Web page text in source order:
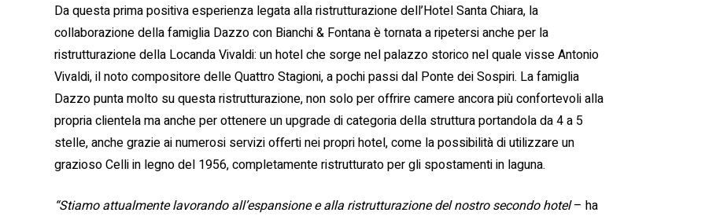
Da questa prima positiva esperienza legata alla ristrutturazione dell’Hotel Santa Chiara, la
collaborazione della famiglia Dazzo con Bianchi & Fontana è tornata a ripetersi anche per la
ristrutturazione della Locanda Vivaldi: un hotel che sorge nel palazzo storico nel quale visse Antonio
Vivaldi, il noto compositore delle Quattro Stagioni, a pochi passi dal Ponte dei Sospiri. La famiglia
Dazzo punta molto su questa ristrutturazione, non solo per offrire camere ancora più confortevoli alla
propria clientela ma anche per ottenere un upgrade di categoria della struttura portandola da 4 a 5
stelle, anche grazie ai numerosi servizi offerti nei propri hotel, come la possibilità di utilizzare un
grazioso Celli in legno del 1956, completamente ristrutturato per gli spostamenti in laguna.
“Stiamo attualmente lavorando all’espansione e alla ristrutturazione del nostro secondo hotel– ha